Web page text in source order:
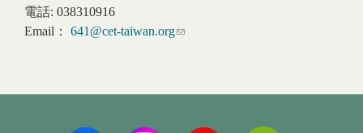
電話: 038310916
Email： 641@cet-taiwan.org(link sends e-mail)